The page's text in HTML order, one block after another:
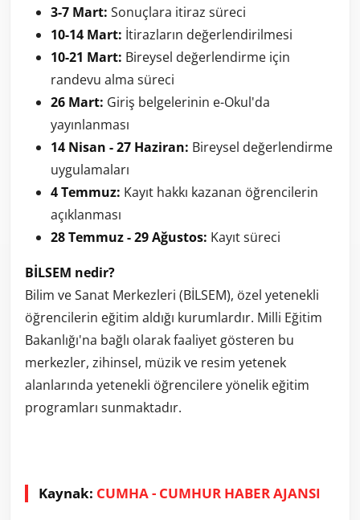
3-7 Mart: Sonuçlara itiraz süreci
10-14 Mart: İtirazların değerlendirilmesi
10-21 Mart: Bireysel değerlendirme için
randevu alma süreci
26 Mart: Giriş belgelerinin e-Okul'da
yayınlanması
14 Nisan - 27 Haziran: Bireysel değerlendirme
uygulamaları
4 Temmuz: Kayıt hakkı kazanan öğrencilerin
açıklanması
28 Temmuz - 29 Ağustos: Kayıt süreci
BİLSEM nedir?
Bilim ve Sanat Merkezleri (BİLSEM), özel yetenekli
öğrencilerin eğitim aldığı kurumlardır. Milli Eğitim
Bakanlığı'na bağlı olarak faaliyet gösteren bu
merkezler, zihinsel, müzik ve resim yetenek
alanlarında yetenekli öğrencilere yönelik eğitim
programları sunmaktadır.
Kaynak: CUMHA - CUMHUR HABER AJANSI